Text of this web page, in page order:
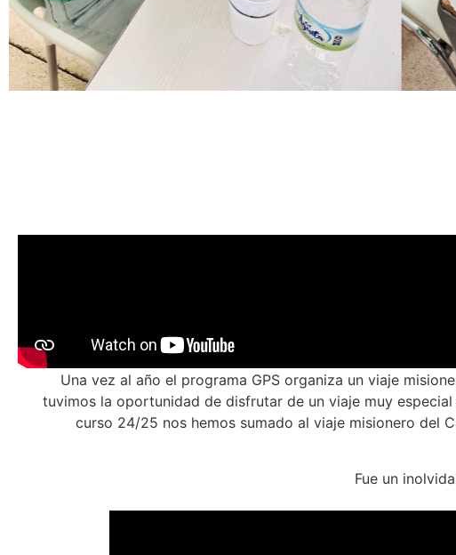
Una vez al año el programa GPS organiza un viaje
tuvimos la oportunidad de disfrutar de un viaje muy especial
curso 24/25 nos hemos sumado al viaje misionero del
Fue un